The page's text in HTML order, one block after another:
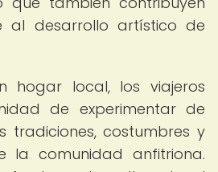
al desarrollo artístico de
hogar local, los viajeros
de experimentar de
tradiciones, costumbres y
la comunidad anfitriona.